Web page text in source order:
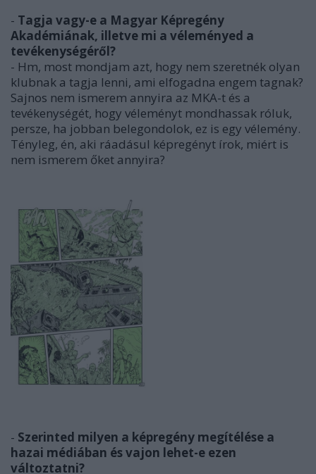
- Tagja vagy-e a Magyar Képregény
Akadémiának, illetve mi a véleményed a
tevékenységéről?
- Hm, most mondjam azt, hogy nem szeretnék olyan
klubnak a tagja lenni, ami elfogadna engem tagnak?
Sajnos nem ismerem annyira az MKA-t és a
tevékenységét, hogy véleményt mondhassak róluk,
persze, ha jobban belegondolok, ez is egy vélemény.
Tényleg, én, aki ráadásul képregényt írok, miért is
nem ismerem őket annyira?
- Szerinted milyen a képregény megítélése a
hazai médiában és vajon lehet-e ezen
változtatni?